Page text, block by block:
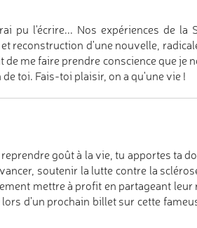
pu l'écrire... Nos expériences de la
reconstruction d'une nouvelle,
me faire prendre conscience que je
toi. Fais-toi plaisir, on a qu'une vie !
goût à la vie, tu apportes ta
soutenir la lutte contre la
mettre à profit en partageant
d'un prochain billet sur cette